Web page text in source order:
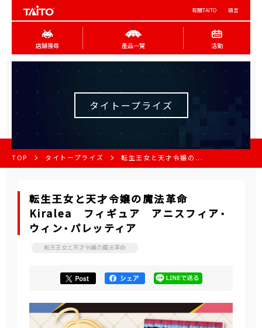
有關TAITO 語言
店舖搜尋 產品一覽 活動
タイトープライズ
TOP タイトープライズ 転生王女と天才令嬢の...
転生王女と天才令嬢の魔法革命
Kiralea フィギュア アニスフィア・
ウィン・パレッティア
転生王女と天才令嬢の魔法革命